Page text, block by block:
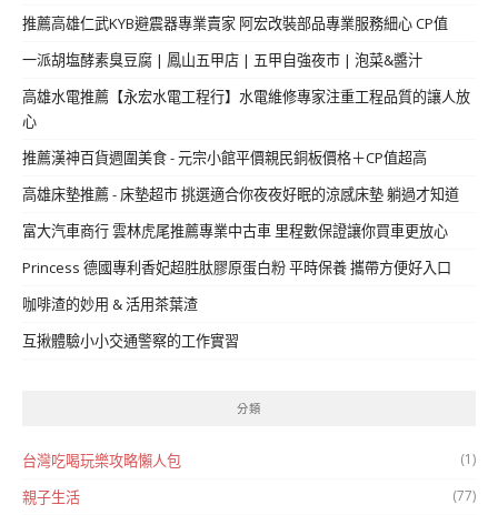
推薦高雄仁武KYB避震器專業賣家 阿宏改裝部品專業服務細心 CP值
一派胡塩酵素臭豆腐 | 鳳山五甲店 | 五甲自強夜市 | 泡菜&醬汁
高雄水電推薦【永宏水電工程行】水電維修專家注重工程品質的讓人放
心
推薦漢神百貨週圍美食 - 元宗小館平價親民銅板價格＋CP值超高
高雄床墊推薦 - 床墊超市 挑選適合你夜夜好眠的涼感床墊 躺過才知道
富大汽車商行 雲林虎尾推薦專業中古車 里程數保證讓你買車更放心
Princess 德國專利香妃超胜肽膠原蛋白粉 平時保養 攜帶方便好入口
咖啡渣的妙用 & 活用茶葉渣
互揪體驗小小交通警察的工作實習
分類
台灣吃喝玩樂攻略懶人包 (1)
親子生活 (77)